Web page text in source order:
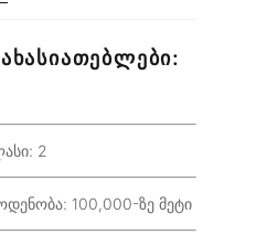
2
100,000-ზე მეტი